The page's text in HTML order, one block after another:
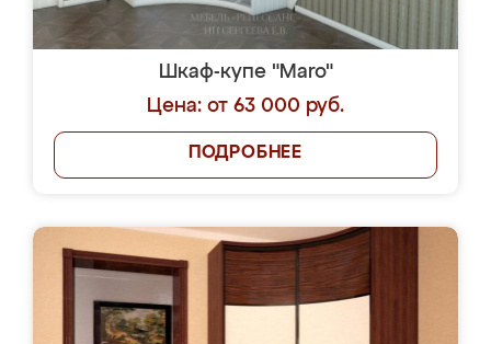
Шкаф-купе "Maro"
Цена: от 63 000 руб.
ПОДРОБНЕЕ